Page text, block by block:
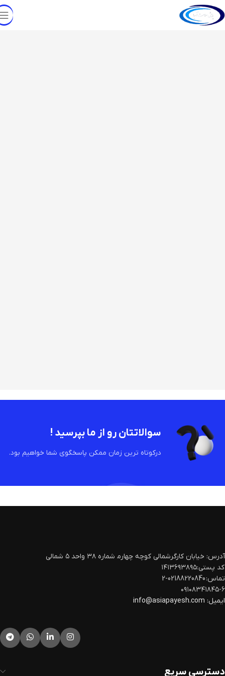
سوالاتتان رو از ما بپرسید !
درکوتاه ترین زمان ممکن پاسخگوی شما خواهیم بود.
آدرس: خیابان کارگرشمالی کوچه چهارم‍ شماره ۳۸ واحد ۵ شمالی
کد پستی:۱۴۱۳۶۹۳۸۹۵
تماس: 02188220840-2
۰۹۱۰۸۳۴۱۸۴۵-۶
ایمیل:
دسترسی سریع